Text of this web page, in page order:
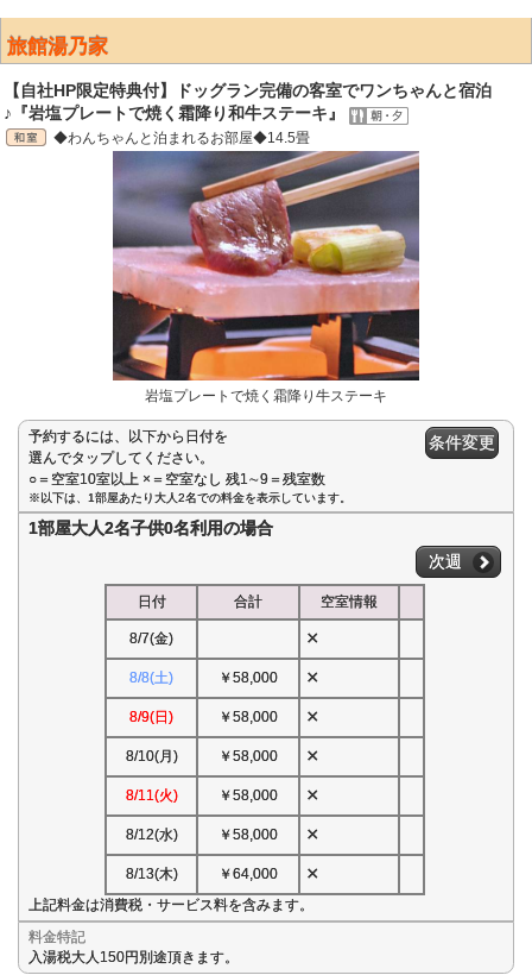
旅館湯乃家
【自社HP限定特典付】ドッグラン完備の客室でワンちゃんと宿泊
♪『岩塩プレートで焼く霜降り和牛ステーキ』
◆わんちゃんと泊まれるお部屋◆14.5畳
岩塩プレートで焼く霜降り牛ステーキ
予約するには、以下から日付を
選んでタップしてください。
○＝空室10室以上 ×＝空室なし 残1∼9＝残室数
条件変更
※以下は、1部屋あたり大人2名での料金を表示しています。
1部屋大人2名子供0名利用の場合
次週
日付 合計 空室情報
8/7(金) ×
8/8(土) ￥58,000 ×
8/9(日) ￥58,000 ×
8/10(月) ￥58,000 ×
8/11(火) ￥58,000 ×
8/12(水) ￥58,000 ×
8/13(木) ￥64,000 ×
上記料金は消費税・サービス料を含みます。
料金特記
入湯税大人150円別途頂きます。